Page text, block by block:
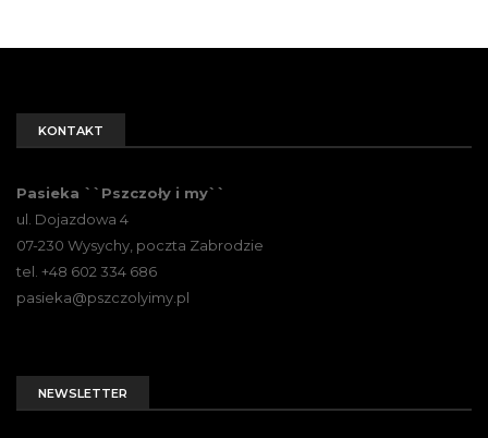
KONTAKT
Pasieka ``Pszczoły i my``
ul. Dojazdowa 4
07-230 Wysychy, poczta Zabrodzie
tel. +48 602 334 686
pasieka@pszczolyimy.pl
NEWSLETTER